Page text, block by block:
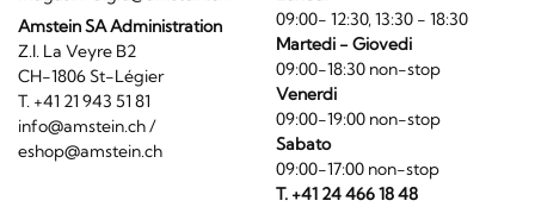
Amstein SA Administration
Z.I. La Veyre B2
CH-1806 St-Légier
T. +41 21 943 51 81
info@amstein.ch/
eshop@amstein.ch
09:00- 12:30, 13:30 - 18:30
Martedi - Giovedi
09:00-18:30 non-stop
Venerdi
09:00-19:00 non-stop
Sabato
09:00-17:00 non-stop
T. +41 24 466 18 48